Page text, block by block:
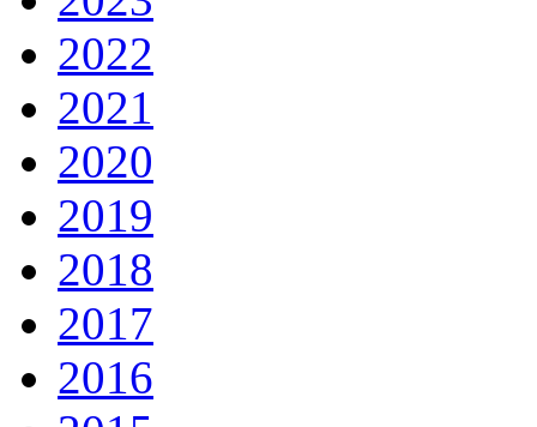
2022
2021
2020
2019
2018
2017
2016